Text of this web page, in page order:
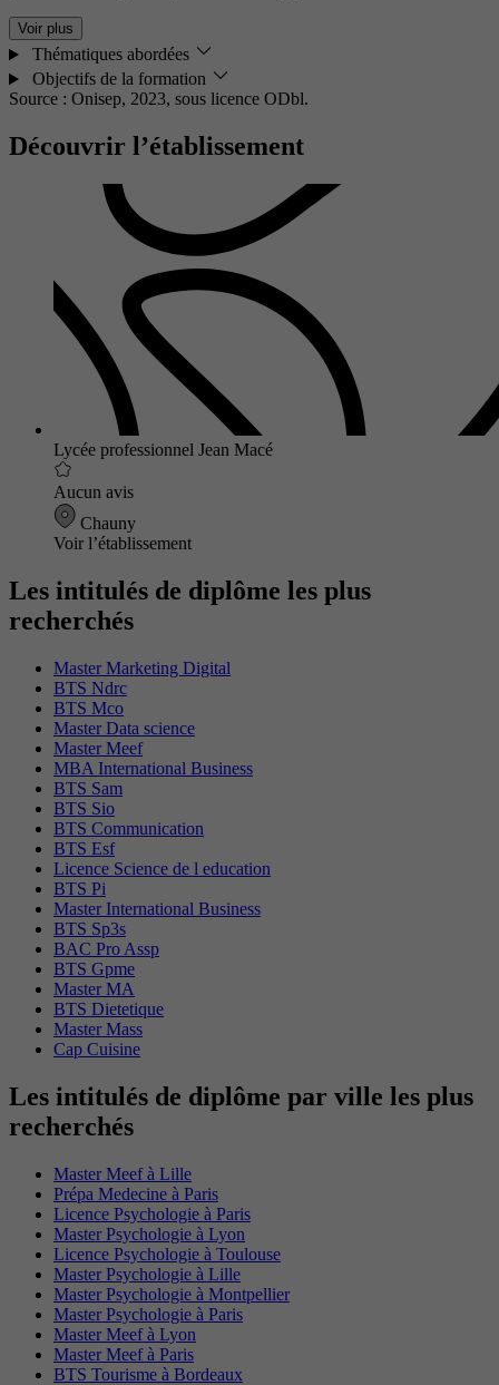
Voir plus
Thématiques abordées
Objectifs de la formation
Source : Onisep, 2023, sous licence ODbl.
Découvrir l’établissement
Lycée professionnel Jean Macé
Aucun avis
Chauny
Voir l’établissement
Les intitulés de diplôme les plus
recherchés
Master Marketing Digital
BTS Ndrc
BTS Mco
Master Data science
Master Meef
MBA International Business
BTS Sam
BTS Sio
BTS Communication
BTS Esf
Licence Science de l education
BTS Pi
Master International Business
BTS Sp3s
BAC Pro Assp
BTS Gpme
Master MA
BTS Dietetique
Master Mass
Cap Cuisine
Les intitulés de diplôme par ville les plus
recherchés
Master Meef à Lille
Prépa Medecine à Paris
Licence Psychologie à Paris
Master Psychologie à Lyon
Licence Psychologie à Toulouse
Master Psychologie à Lille
Master Psychologie à Montpellier
Master Psychologie à Paris
Master Meef à Lyon
Master Meef à Paris
BTS Tourisme à Bordeaux